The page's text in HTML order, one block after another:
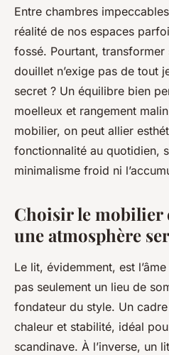
Réaliser une
confortable
adapté
Fabien •07/04/2026 07:39•9
Entre chambres
réalité de nos espaces
fossé. Pourtant,
douillet n’exige pas de tout
secret ? Un équilibre bien
moelleux et rangement
mobilier, on peut allier
fonctionnalité au quotidien,
minimalisme froid ni
Choisir le mobilier
une atmosphère
Le lit, évidemment, est
pas seulement un lieu de
fondateur du style. Un
chaleur et stabilité, idéal
scandinave. À l’inverse, un